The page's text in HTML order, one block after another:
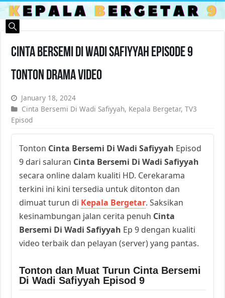
Cinta Bersemi Di Wadi Safiyyah Episode 9
Tonton Drama Video
January 18, 2024
Cinta Bersemi Di Wadi Safiyyah, Kepala Bergetar,TV3
Episod
Tonton Cinta Bersemi Di Wadi Safiyyah Episod
9 dari saluran Cinta Bersemi Di Wadi Safiyyah
secara online dalam kualiti HD. Cerekarama
terkini ini kini tersedia untuk ditonton dan
dimuat turun di Kepala Bergetar. Saksikan
kesinambungan jalan cerita penuh Cinta
Bersemi Di Wadi Safiyyah Ep 9 dengan kualiti
video terbaik dan pelayan (server) yang pantas.
Tonton dan Muat Turun Cinta Bersemi
Di Wadi Safiyyah Episod 9